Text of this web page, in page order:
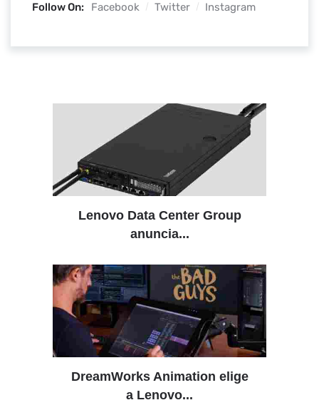
Follow On: Facebook Twitter Instagram
Lenovo Data Center Group
anuncia...
DreamWorks Animation elige
a Lenovo...